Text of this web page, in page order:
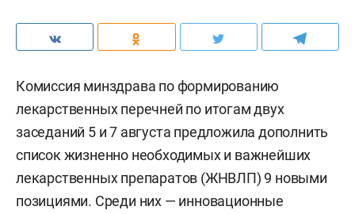
Комиссия минздрава по формированию
лекарственных перечней по итогам двух
заседаний 5 и 7 августа предложила дополнить
список жизненно необходимых и важнейших
лекарственных препаратов (ЖНВЛП) 9 новыми
позициями. Среди них — инновационные